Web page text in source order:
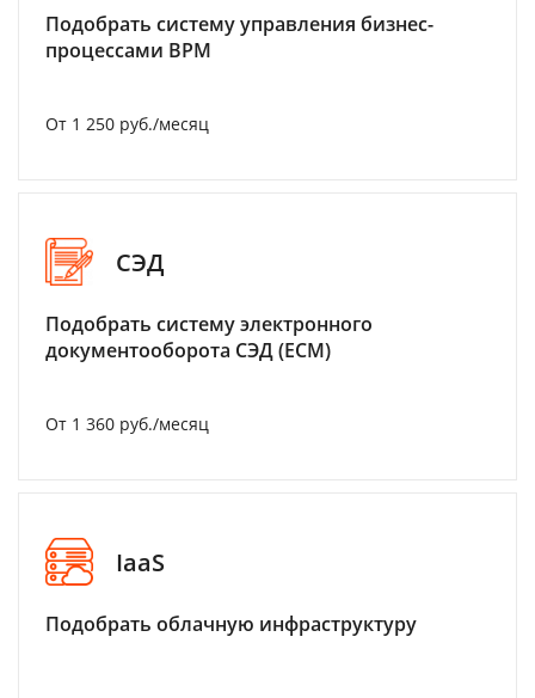
Подобрать систему управления бизнес-
процессами BPM
От 1 250 руб./месяц
СЭД
Подобрать систему электронного
документооборота СЭД (ECM)
От 1 360 руб./месяц
IaaS
Подобрать облачную инфраструктуру